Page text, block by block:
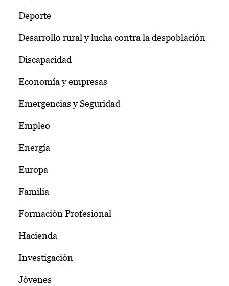
Deporte
Desarrollo rural y lucha contra la despoblación
Discapacidad
Economía y empresas
Emergencias y Seguridad
Empleo
Energía
Europa
Familia
Formación Profesional
Hacienda
Investigación
Jóvenes